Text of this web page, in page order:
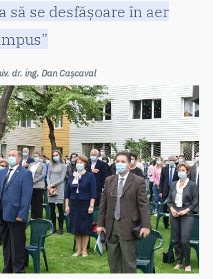
să se desfășoare în aer
dr. ing. Dan Cașcaval